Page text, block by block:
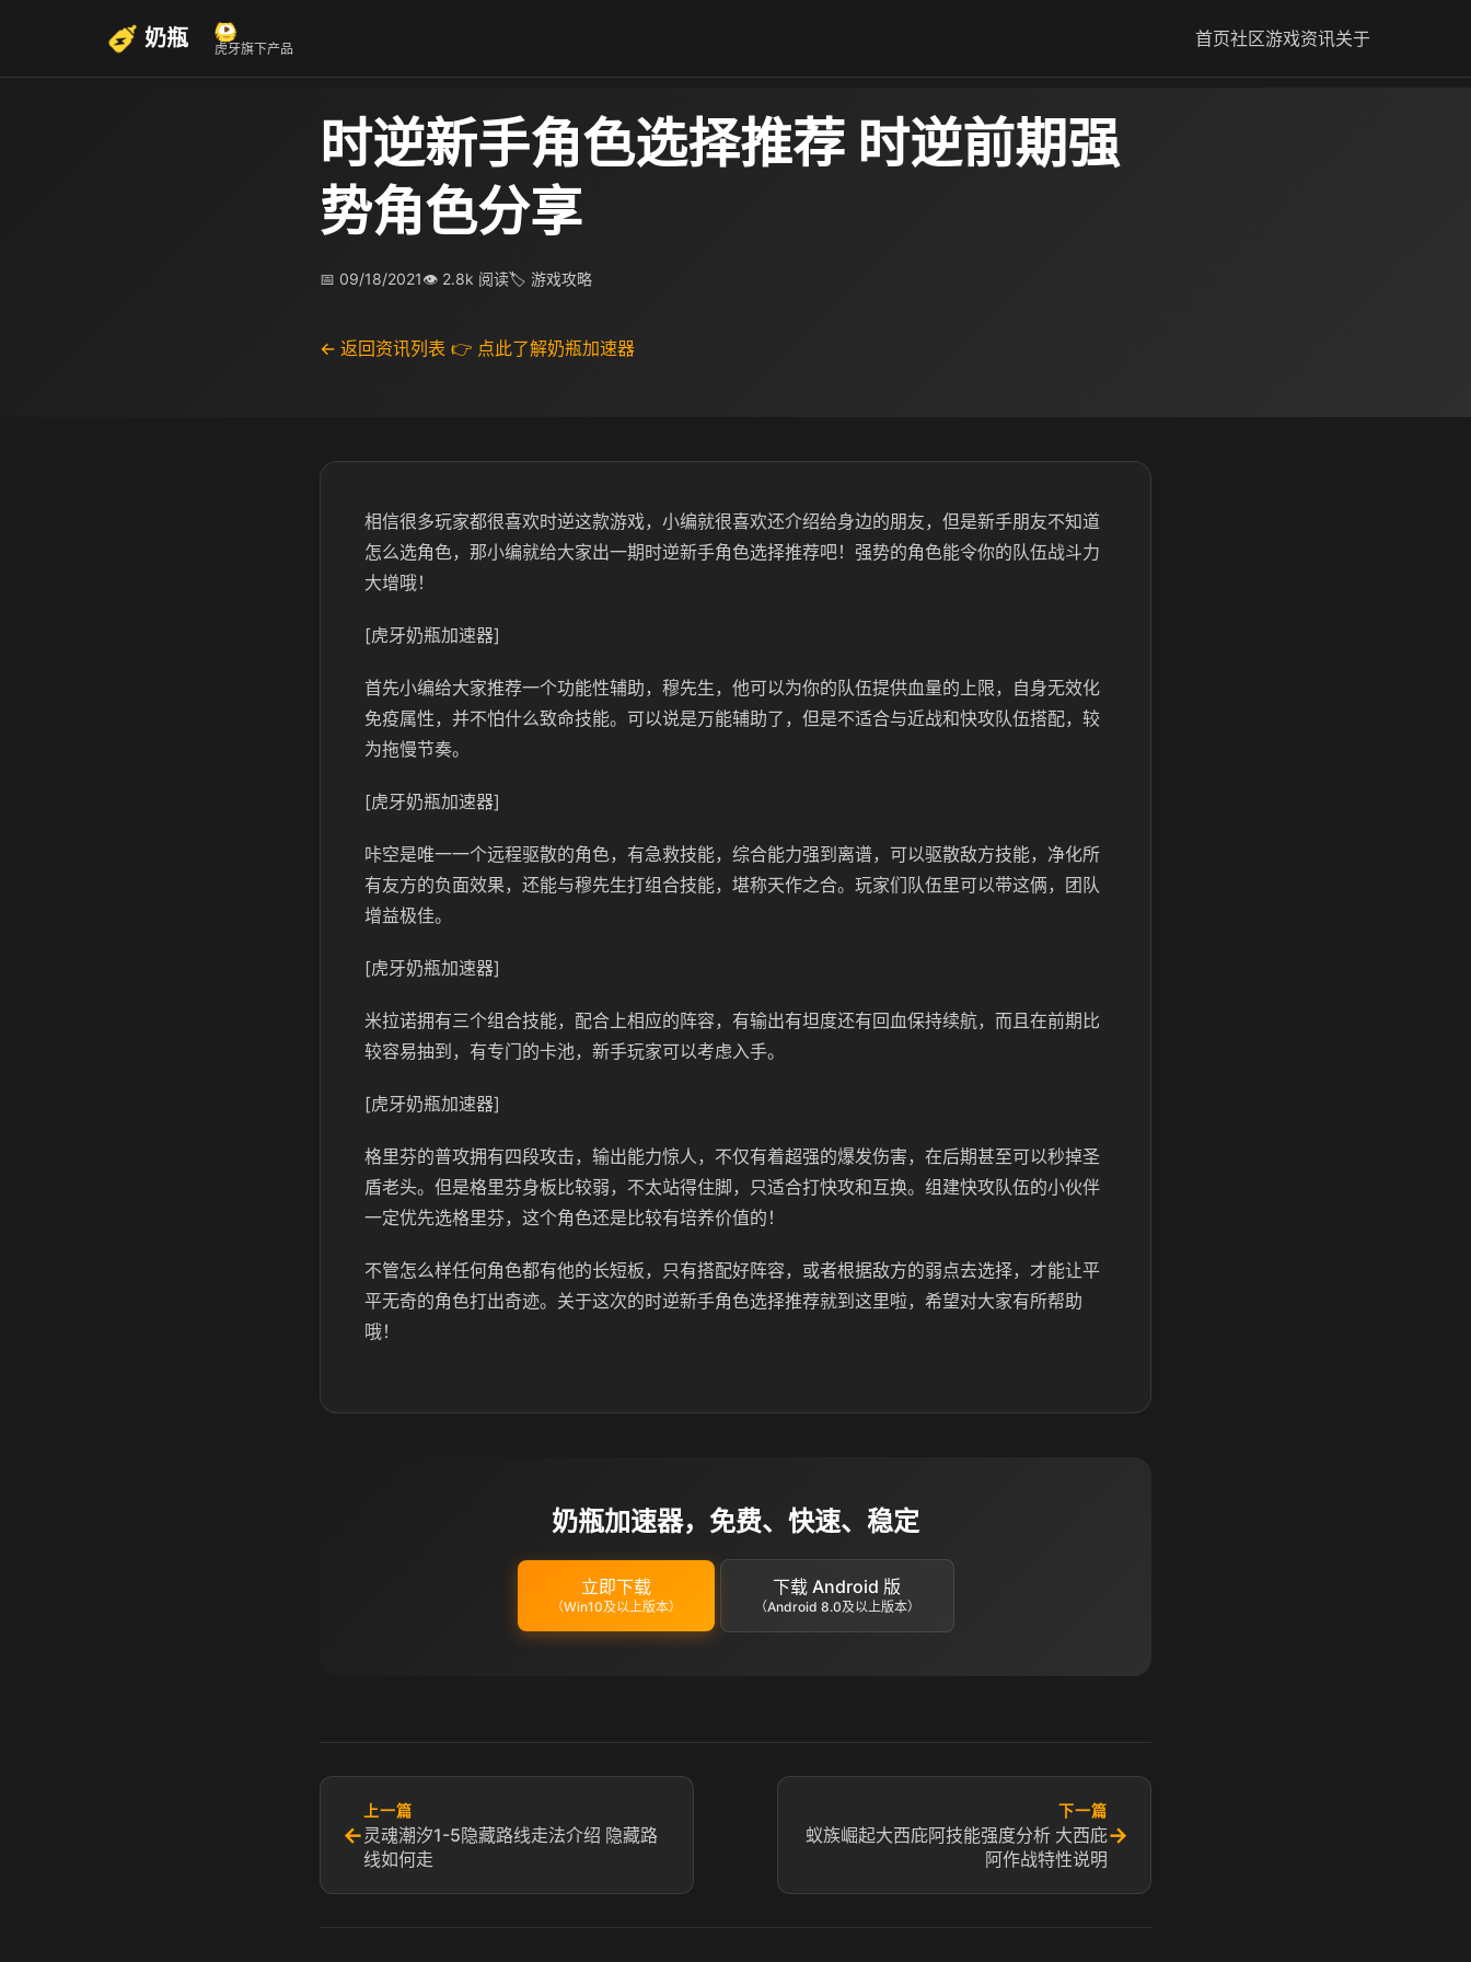
奶瓶 虎牙旗下产品 首页社区游戏资讯关于
时逆新手角色选择推荐 时逆前期强
势角色分享
📅 09/18/2021👁 2.8k 阅读🏷 游戏攻略
← 返回资讯列表 👉 点此了解奶瓶加速器
相信很多玩家都很喜欢时逆这款游戏，小编就很喜欢还介绍给身边的朋友，但是新手朋友不知道
怎么选角色，那小编就给大家出一期时逆新手角色选择推荐吧！强势的角色能令你的队伍战斗力
大增哦！
[虎牙奶瓶加速器]
首先小编给大家推荐一个功能性辅助，穆先生，他可以为你的队伍提供血量的上限，自身无效化
免疫属性，并不怕什么致命技能。可以说是万能辅助了，但是不适合与近战和快攻队伍搭配，较
为拖慢节奏。
[虎牙奶瓶加速器]
咔空是唯一一个远程驱散的角色，有急救技能，综合能力强到离谱，可以驱散敌方技能，净化所
有友方的负面效果，还能与穆先生打组合技能，堪称天作之合。玩家们队伍里可以带这俩，团队
增益极佳。
[虎牙奶瓶加速器]
米拉诺拥有三个组合技能，配合上相应的阵容，有输出有坦度还有回血保持续航，而且在前期比
较容易抽到，有专门的卡池，新手玩家可以考虑入手。
[虎牙奶瓶加速器]
格里芬的普攻拥有四段攻击，输出能力惊人，不仅有着超强的爆发伤害，在后期甚至可以秒掉圣
盾老头。但是格里芬身板比较弱，不太站得住脚，只适合打快攻和互换。组建快攻队伍的小伙伴
一定优先选格里芬，这个角色还是比较有培养价值的！
不管怎么样任何角色都有他的长短板，只有搭配好阵容，或者根据敌方的弱点去选择，才能让平
平无奇的角色打出奇迹。关于这次的时逆新手角色选择推荐就到这里啦，希望对大家有所帮助
哦！
奶瓶加速器，免费、快速、稳定
立即下载
（Win10及以上版本）
下载 Android 版
（Android 8.0及以上版本）
←
上一篇
灵魂潮汐1-5隐藏路线走法介绍 隐藏路
线如何走
下一篇
蚁族崛起大西庇阿技能强度分析 大西庇
阿作战特性说明
→